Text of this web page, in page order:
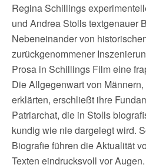
Regina Schillings
und Andrea Stolls textgenauer
Nebeneinander von
zurückgenommener
Prosa in Schillings Film eine
Die Allgegenwart von
erklärten, erschließt ihre
Patriarchat, die in Stolls
kundig wie nie dargelegt wird.
Biografie führen die Aktualität
Texten eindrucksvoll vor Augen.